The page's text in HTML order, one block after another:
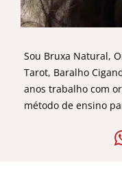
Sou Bruxa Natural,
Tarot, Baralho
anos trabalho com
método de ensino